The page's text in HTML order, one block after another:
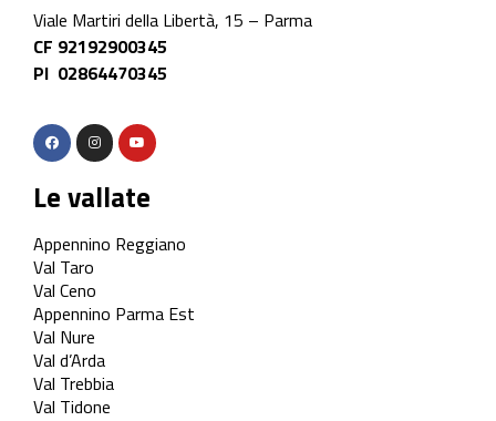
Viale Martiri della Libertà, 15 – Parma
CF 92192900345
PI 02864470345
Le vallate
Appennino Reggiano
Val Taro
Val Ceno
Appennino Parma Est
Val Nure
Val d’Arda
Val Trebbia
Val Tidone